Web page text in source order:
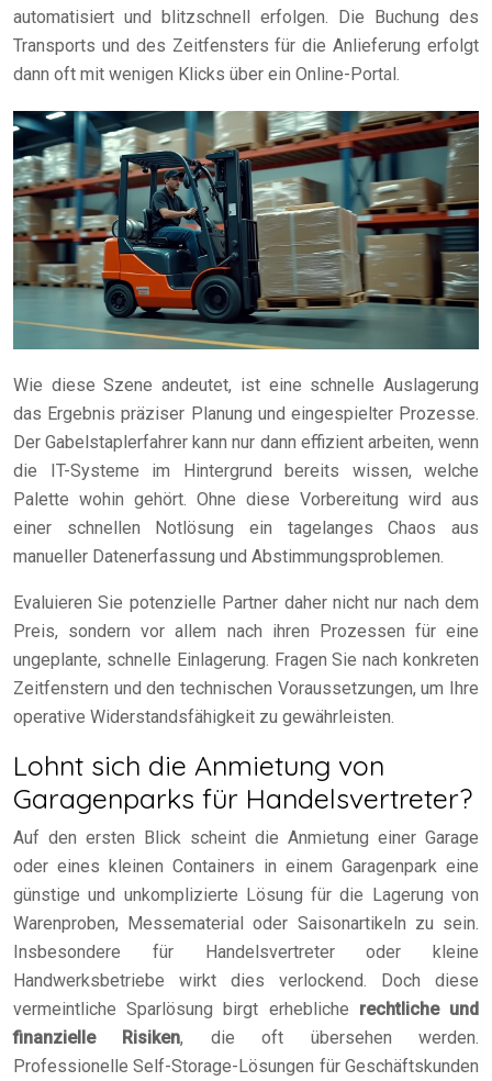
automatisiert und blitzschnell erfolgen. Die Buchung des
Transports und des Zeitfensters für die Anlieferung erfolgt
dann oft mit wenigen Klicks über ein Online-Portal.
Wie diese Szene andeutet, ist eine schnelle Auslagerung
das Ergebnis präziser Planung und eingespielter Prozesse.
Der Gabelstaplerfahrer kann nur dann effizient arbeiten, wenn
die IT-Systeme im Hintergrund bereits wissen, welche
Palette wohin gehört. Ohne diese Vorbereitung wird aus
einer schnellen Notlösung ein tagelanges Chaos aus
manueller Datenerfassung und Abstimmungsproblemen.
Evaluieren Sie potenzielle Partner daher nicht nur nach dem
Preis, sondern vor allem nach ihren Prozessen für eine
ungeplante, schnelle Einlagerung. Fragen Sie nach konkreten
Zeitfenstern und den technischen Voraussetzungen, um Ihre
operative Widerstandsfähigkeit zu gewährleisten.
Lohnt sich die Anmietung von
Garagenparks für Handelsvertreter?
Auf den ersten Blick scheint die Anmietung einer Garage
oder eines kleinen Containers in einem Garagenpark eine
günstige und unkomplizierte Lösung für die Lagerung von
Warenproben, Messematerial oder Saisonartikeln zu sein.
Insbesondere für Handelsvertreter oder kleine
Handwerksbetriebe wirkt dies verlockend. Doch diese
vermeintliche Sparlösung birgt erhebliche rechtliche und
finanzielle Risiken, die oft übersehen werden.
Professionelle Self-Storage-Lösungen für Geschäftskunden